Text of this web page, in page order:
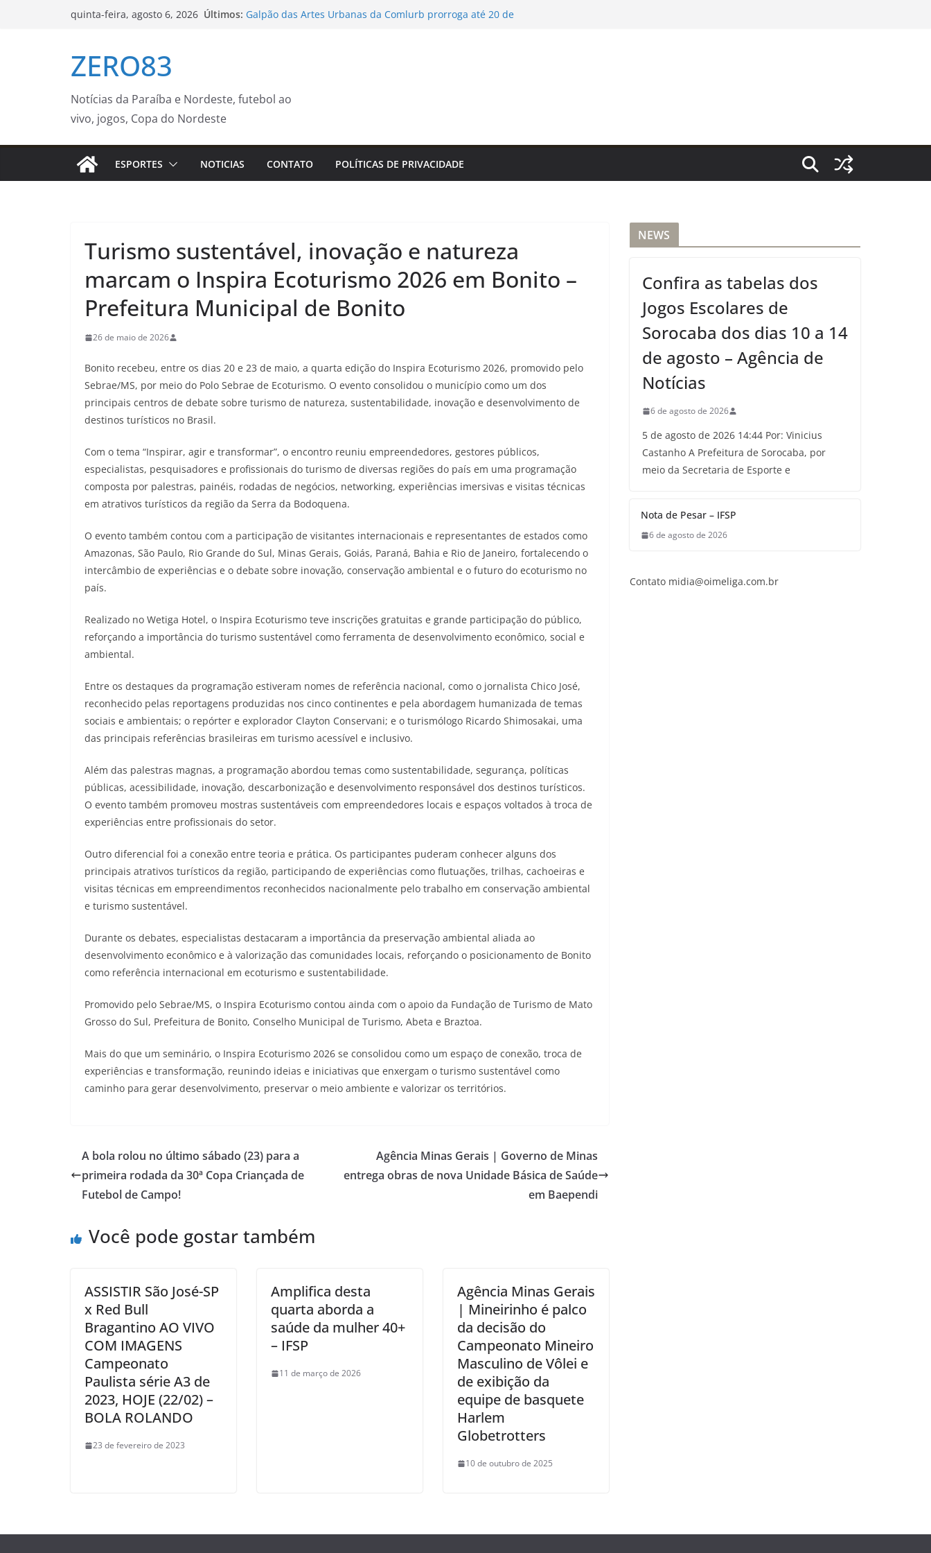
quinta-feira, agosto 6, 2026 Últimos: Galpão das Artes Urbanas da Comlurb prorroga até 20 de
Projeto ‘Passos na Cidade’ promove inclusão social e
ZERO83
Notícias da Paraíba e Nordeste, futebol ao
vivo, jogos, Copa do Nordeste
ESPORTES NOTICIAS CONTATO POLÍTICAS DE PRIVACIDADE
Turismo sustentável, inovação e natureza
marcam o Inspira Ecoturismo 2026 em Bonito –
Prefeitura Municipal de Bonito
26 de maio de 2026
Bonito recebeu, entre os dias 20 e 23 de maio, a quarta edição do Inspira Ecoturismo 2026, promovido pelo
Sebrae/MS, por meio do Polo Sebrae de Ecoturismo. O evento consolidou o município como um dos
principais centros de debate sobre turismo de natureza, sustentabilidade, inovação e desenvolvimento de
destinos turísticos no Brasil.
Com o tema “Inspirar, agir e transformar”, o encontro reuniu empreendedores, gestores públicos,
especialistas, pesquisadores e profissionais do turismo de diversas regiões do país em uma programação
composta por palestras, painéis, rodadas de negócios, networking, experiências imersivas e visitas técnicas
em atrativos turísticos da região da Serra da Bodoquena.
O evento também contou com a participação de visitantes internacionais e representantes de estados como
Amazonas, São Paulo, Rio Grande do Sul, Minas Gerais, Goiás, Paraná, Bahia e Rio de Janeiro, fortalecendo o
intercâmbio de experiências e o debate sobre inovação, conservação ambiental e o futuro do ecoturismo no
país.
Realizado no Wetiga Hotel, o Inspira Ecoturismo teve inscrições gratuitas e grande participação do público,
reforçando a importância do turismo sustentável como ferramenta de desenvolvimento econômico, social e
ambiental.
Entre os destaques da programação estiveram nomes de referência nacional, como o jornalista Chico José,
reconhecido pelas reportagens produzidas nos cinco continentes e pela abordagem humanizada de temas
sociais e ambientais; o repórter e explorador Clayton Conservani; e o turismólogo Ricardo Shimosakai, uma
das principais referências brasileiras em turismo acessível e inclusivo.
Além das palestras magnas, a programação abordou temas como sustentabilidade, segurança, políticas
públicas, acessibilidade, inovação, descarbonização e desenvolvimento responsável dos destinos turísticos.
O evento também promoveu mostras sustentáveis com empreendedores locais e espaços voltados à troca de
experiências entre profissionais do setor.
Outro diferencial foi a conexão entre teoria e prática. Os participantes puderam conhecer alguns dos
principais atrativos turísticos da região, participando de experiências como flutuações, trilhas, cachoeiras e
visitas técnicas em empreendimentos reconhecidos nacionalmente pelo trabalho em conservação ambiental
e turismo sustentável.
Durante os debates, especialistas destacaram a importância da preservação ambiental aliada ao
desenvolvimento econômico e à valorização das comunidades locais, reforçando o posicionamento de Bonito
como referência internacional em ecoturismo e sustentabilidade.
Promovido pelo Sebrae/MS, o Inspira Ecoturismo contou ainda com o apoio da Fundação de Turismo de Mato
Grosso do Sul, Prefeitura de Bonito, Conselho Municipal de Turismo, Abeta e Braztoa.
Mais do que um seminário, o Inspira Ecoturismo 2026 se consolidou como um espaço de conexão, troca de
experiências e transformação, reunindo ideias e iniciativas que enxergam o turismo sustentável como
caminho para gerar desenvolvimento, preservar o meio ambiente e valorizar os territórios.
A bola rolou no último sábado (23) para a
primeira rodada da 30ª Copa Criançada de
Futebol de Campo!
Agência Minas Gerais | Governo de Minas
entrega obras de nova Unidade Básica de Saúde
em Baependi
Você pode gostar também
ASSISTIR São José-SP
x Red Bull
Bragantino AO VIVO
COM IMAGENS
Campeonato
Paulista série A3 de
2023, HOJE (22/02) –
BOLA ROLANDO
23 de fevereiro de 2023
Amplifica desta
quarta aborda a
saúde da mulher 40+
– IFSP
11 de março de 2026
Agência Minas Gerais
| Mineirinho é palco
da decisão do
Campeonato Mineiro
Masculino de Vôlei e
de exibição da
equipe de basquete
Harlem
Globetrotters
10 de outubro de 2025
NEWS
Confira as tabelas dos
Jogos Escolares de
Sorocaba dos dias 10 a 14
de agosto – Agência de
Notícias
6 de agosto de 2026
5 de agosto de 2026 14:44 Por: Vinicius
Castanho A Prefeitura de Sorocaba, por
meio da Secretaria de Esporte e
Nota de Pesar – IFSP
6 de agosto de 2026
Contato midia@oimeliga.com.br